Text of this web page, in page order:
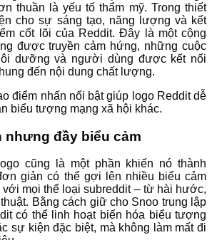
thuần là yếu tố thẩm mỹ. Trong thiết
cho sự sáng tạo, năng lượng và kết
cốt lõi của Reddit. Đây là một cộng
được truyền cảm hứng, những cuộc
dưỡng và người dùng được kết nối
đến nội dung chất lượng.
điểm nhấn nổi bật giúp logo Reddit dễ
biểu tượng mạng xã hội khác.
nhưng đầy biểu cảm
cũng là một phần khiến nó thành
giản có thể gợi lên nhiều biểu cảm
với mọi thể loại subreddit – từ hài hước,
Bằng cách giữ cho Snoo trung lập
có thể linh hoạt biến hóa biểu tượng
sự kiện đặc biệt, mà không làm mất đi